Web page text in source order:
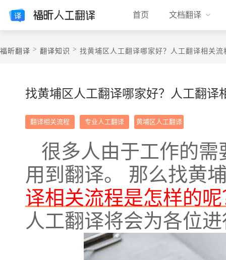
首页 文档翻译
福昕翻译 > 翻译知识 > 找黄埔区人工翻译哪家好？人工翻译相关流
找黄埔区人工翻译哪家好？人工翻译
翻译相关流程 专业人工翻译 黄埔区人工翻译
很多人由于工作的
用到翻译。 那么找黄
译相关流程是怎样的
人工翻译将会为各位